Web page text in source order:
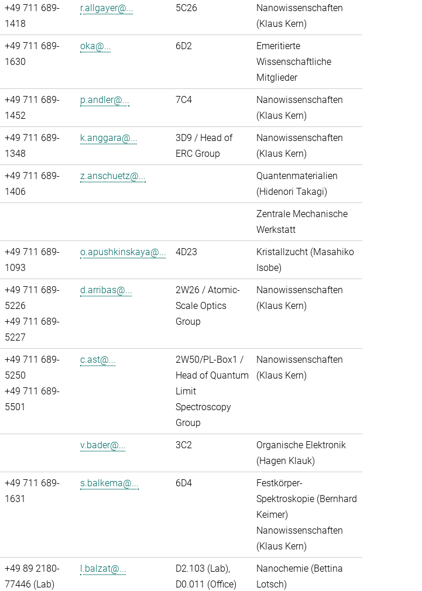
+49 711 689-
1418
r.allgayer@... 5C26
Nanowissenschaften
(Klaus Kern)
+49 711 689-
1630
oka@... 6D2
Emeritierte
Wissenschaftliche
Mitglieder
+49 711 689-
1452
p.andler@... 7C4
Nanowissenschaften
(Klaus Kern)
+49 711 689-
1348
k.anggara@...
3D9 / Head of
ERC Group
Nanowissenschaften
(Klaus Kern)
+49 711 689-
1406
z.anschuetz@...
Quantenmaterialien
(Hidenori Takagi)
Zentrale Mechanische
Werkstatt
+49 711 689-
1093
o.apushkinskaya@... 4D23
Kristallzucht (Masahiko
Isobe)
+49 711 689-
5226
+49 711 689-
5227
d.arribas@...
2W26 / Atomic-
Scale Optics
Group
Nanowissenschaften
(Klaus Kern)
+49 711 689-
5250
+49 711 689-
5501
c.ast@...
2W50/PL-Box1 /
Head of Quantum
Limit
Spectroscopy
Group
Nanowissenschaften
(Klaus Kern)
v.bader@... 3C2
Organische Elektronik
(Hagen Klauk)
+49 711 689-
1631
s.balkema@... 6D4
Festkörper-
Spektroskopie (Bernhard
Keimer)
Nanowissenschaften
(Klaus Kern)
+49 89 2180-
77446 (Lab)
l.balzat@...
D2.103 (Lab),
D0.011 (Office)
Nanochemie (Bettina
Lotsch)